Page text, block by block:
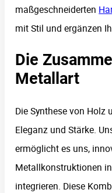
maßgeschneiderten
mit Stil und ergänzen
Die
Metallart
Die Synthese von Holz
Eleganz und Stärke.
ermöglicht es uns,
Metallkonstruktionen
integrieren. Diese